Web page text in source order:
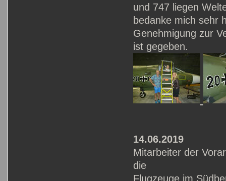
und 747 liegen
bedanke mich sehr
Genehmigung zur
ist gegeben.
14.06.2019
Mitarbeiter der
die
Flugzeuge im